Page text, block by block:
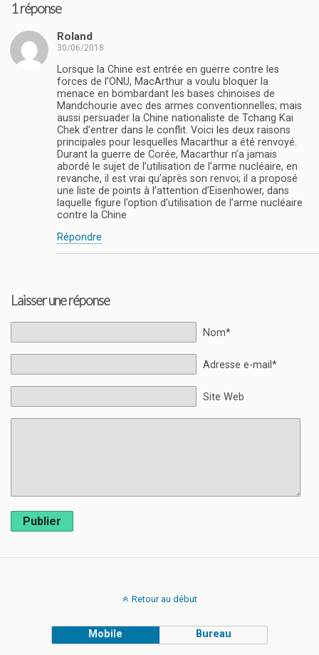
1 réponse
Roland
30/06/2018
Lorsque la Chine est entrée en guerre contre les
forces de l’ONU, MacArthur a voulu bloquer la
menace en bombardant les bases chinoises de
Mandchourie avec des armes conventionnelles; mais
aussi persuader la Chine nationaliste de Tchang Kai
Chek d’entrer dans le conflit. Voici les deux raisons
principales pour lesquelles Macarthur a été renvoyé.
Durant la guerre de Corée, Macarthur n’a jamais
abordé le sujet de l’utilisation de l’arme nucléaire, en
revanche, il est vrai qu’après son renvoi; il a proposé
une liste de points à l’attention d’Eisenhower, dans
laquelle figure l’option d’utilisation de l’arme nucléaire
contre la Chine
Répondre
Laisser une réponse
Nom*
Adresse e-mail*
Site Web
Publier
Retour au début
Mobile Bureau